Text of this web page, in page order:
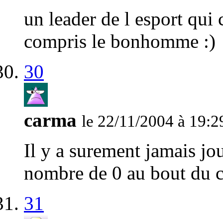
un leader de l esport
compris le bonhomme :)
30
carma le 22/11/2004 à
Il y a surement jamais
nombre de 0 au bout du
31